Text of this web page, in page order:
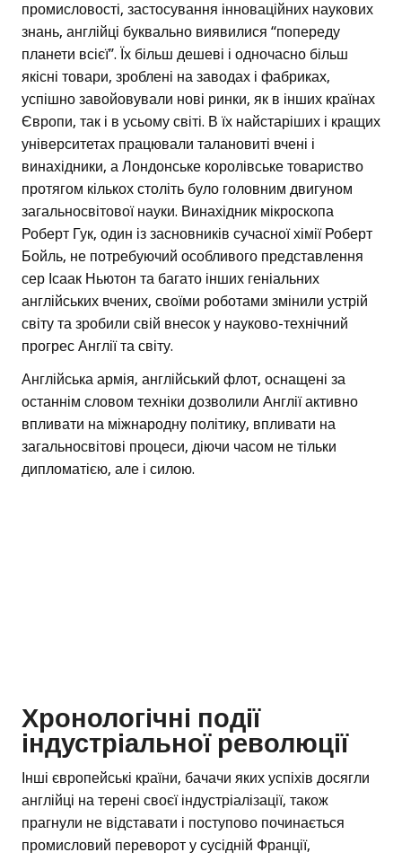
промисловості, застосування інноваційних наукових
знань, англійці буквально виявилися “попереду
планети всієї”. Їх більш дешеві і одночасно більш
якісні товари, зроблені на заводах і фабриках,
успішно завойовували нові ринки, як в інших країнах
Європи, так і в усьому світі. В їх найстаріших і кращих
університетах працювали талановиті вчені і
винахідники, а Лондонське королівське товариство
протягом кількох століть було головним двигуном
загальносвітової науки. Винахідник мікроскопа
Роберт Гук, один із засновників сучасної хімії Роберт
Бойль, не потребуючий особливого представлення
сер Ісаак Ньютон та багато інших геніальних
англійських вчених, своїми роботами змінили устрій
світу та зробили свій внесок у науково-технічний
прогрес Англії та світу.
Англійська армія, англійський флот, оснащені за
останнім словом техніки дозволили Англії активно
впливати на міжнародну політику, впливати на
загальносвітові процеси, діючи часом не тільки
дипломатією, але і силою.
Хронологічні події
індустріальної революції
Інші європейські країни, бачачи яких успіхів досягли
англійці на терені своєї індустріалізації, також
прагнули не відставати і поступово починається
промисловий переворот у сусідній Франції,